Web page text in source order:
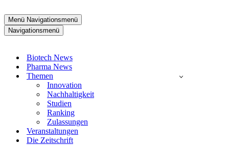
Menü Navigationsmenü
Navigationsmenü
Biotech News
Pharma News
Themen
Innovation
Nachhaltigkeit
Studien
Ranking
Zulassungen
Veranstaltungen
Die Zeitschrift